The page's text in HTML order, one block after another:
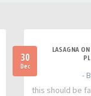
30
Dec
LASAGNA
-
this should be